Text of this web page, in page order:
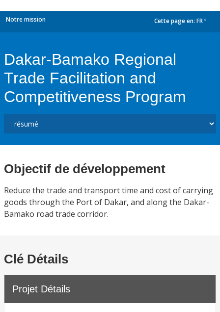
Notre mission Cette page en: FR
Dakar-Bamako Regional
Trade Facilitation and
Competitiveness Program
Objectif de développement
Reduce the trade and transport time and cost of carrying
goods through the Port of Dakar, and along the Dakar-
Bamako road trade corridor.
Clé Détails
Projet Détails